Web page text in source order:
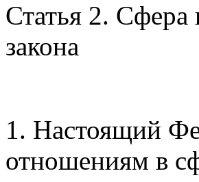
Статья 2. Сфера
закона
1. Настоящий
отношениям в